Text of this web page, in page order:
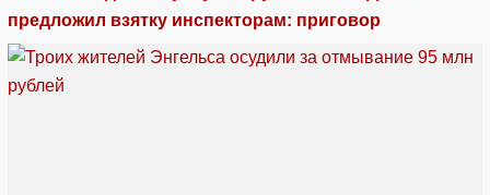
предложил взятку инспекторам: приговор